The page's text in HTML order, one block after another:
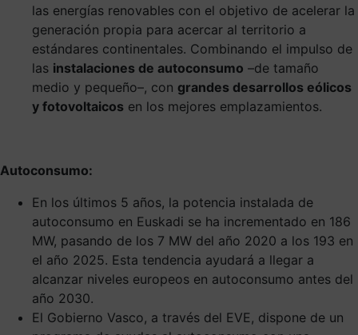
las energías renovables con el objetivo de acelerar la
generación propia para acercar al territorio a
estándares continentales. Combinando el impulso de
las instalaciones de autoconsumo –de tamaño
medio y pequeño–, con grandes desarrollos eólicos
y fotovoltaicos en los mejores emplazamientos.
Autoconsumo:
En los últimos 5 años, la potencia instalada de
autoconsumo en Euskadi se ha incrementado en 186
MW, pasando de los 7 MW del año 2020 a los 193 en
el año 2025. Esta tendencia ayudará a llegar a
alcanzar niveles europeos en autoconsumo antes del
año 2030.
El Gobierno Vasco, a través del EVE, dispone de un